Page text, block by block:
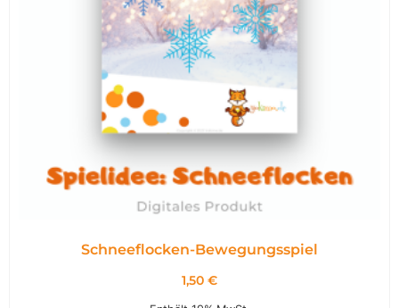
Schneeflocken-Bewegungsspiel
1,50 €